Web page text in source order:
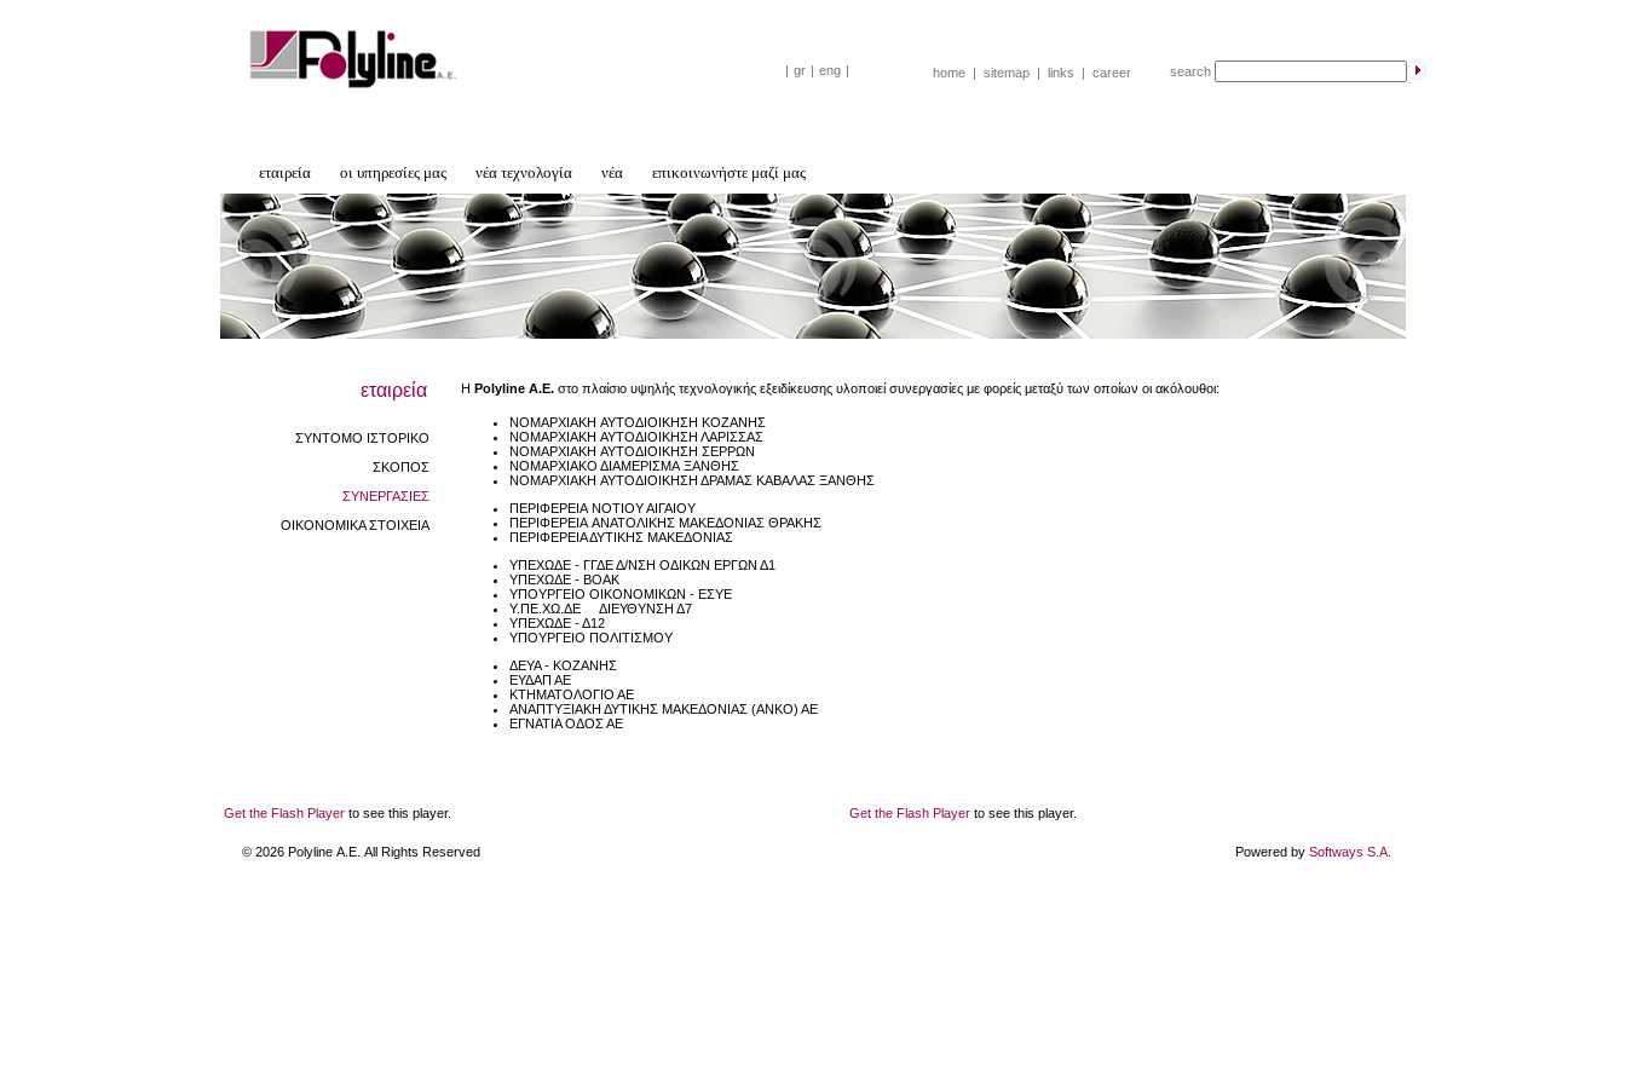
| gr | eng | home | sitemap | links | career search
εταιρεία οι υπηρεσίες μας νέα τεχνολογία νέα επικοινωνήστε μαζί μας
εταιρεία
ΣΥΝΤΟΜΟ ΙΣΤΟΡΙΚΟ
ΣΚΟΠΟΣ
ΣΥΝΕΡΓΑΣΙΕΣ
ΟΙΚΟΝΟΜΙΚΑ ΣΤΟΙΧΕΙΑ
Η Polyline A.E. στο πλαίσιο υψηλής τεχνολογικής εξειδίκευσης υλοποιεί συνεργασίες με φορείς μεταξύ των οποίων οι ακόλουθοι:
ΝΟΜΑΡΧΙΑΚΗ ΑΥΤΟΔΙΟΙΚΗΣΗ ΚΟΖΑΝΗΣ
ΝΟΜΑΡΧΙΑΚΗ ΑΥΤΟΔΙΟΙΚΗΣΗ ΛΑΡΙΣΣΑΣ
ΝΟΜΑΡΧΙΑΚΗ ΑΥΤΟΔΙΟΙΚΗΣΗ ΣΕΡΡΩΝ
ΝΟΜΑΡΧΙΑΚΟ ΔΙΑΜΕΡΙΣΜΑ ΞΑΝΘΗΣ
ΝΟΜΑΡΧΙΑΚΗ ΑΥΤΟΔΙΟΙΚΗΣΗ ΔΡΑΜΑΣ ΚΑΒΑΛΑΣ ΞΑΝΘΗΣ
ΠΕΡΙΦΕΡΕΙΑ ΝΟΤΙΟΥ ΑΙΓΑΙΟΥ
ΠΕΡΙΦΕΡΕΙΑ ΑΝΑΤΟΛΙΚΗΣ ΜΑΚΕΔΟΝΙΑΣ ΘΡΑΚΗΣ
ΠΕΡΙΦΕΡΕΙΑ ΔΥΤΙΚΗΣ ΜΑΚΕΔΟΝΙΑΣ
ΥΠΕΧΩΔΕ - ΓΓΔΕ Δ/ΝΣΗ ΟΔΙΚΩΝ ΕΡΓΩΝ Δ1
ΥΠΕΧΩΔΕ - ΒΟΑΚ
ΥΠΟΥΡΓΕΙΟ ΟΙΚΟΝΟΜΙΚΩΝ - ΕΣΥΕ
Υ.ΠΕ.ΧΩ.ΔΕ ΔΙΕΥΘΥΝΣΗ Δ7
ΥΠΕΧΩΔΕ - Δ12
ΥΠΟΥΡΓΕΙΟ ΠΟΛΙΤΙΣΜΟΥ
ΔΕΥΑ - ΚΟΖΑΝΗΣ
ΕΥΔΑΠ ΑΕ
ΚΤΗΜΑΤΟΛΟΓΙΟ ΑΕ
ΑΝΑΠΤΥΞΙΑΚΗ ΔΥΤΙΚΗΣ ΜΑΚΕΔΟΝΙΑΣ (ΑΝΚΟ) ΑΕ
ΕΓΝΑΤΙΑ ΟΔΟΣ ΑΕ
Get the Flash Player to see this player. Get the Flash Player to see this player.
© 2026 Polyline Α.Ε. All Rights Reserved Powered by Softways S.A.